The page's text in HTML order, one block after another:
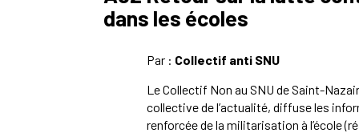
dans les écoles
Par : Collectif anti SNU
Le Collectif Non au SNU de Saint-
collective de l’actualité, diffuse les
renforcée de la militarisation à l’école